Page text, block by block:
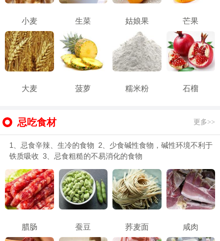
小麦 生菜 姑娘果 芒果
大麦 菠萝 糯米粉 石榴
忌吃食材 更多>>
1、忌食辛辣、生冷的食物 2、少食碱性食物，碱性环境不利于
铁质吸收 3、忌食粗糙的不易消化的食物
腊肠 蚕豆 荞麦面 咸肉